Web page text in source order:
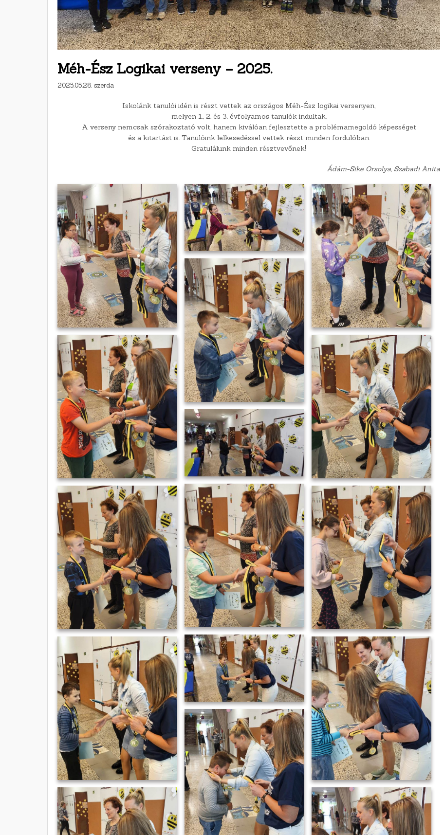
Méh-Ész Logikai verseny – 2025.
2025.05.28. szerda
Iskolánk tanulói idén is részt vettek az országos Méh-Ész logikai versenyen,
melyen 1., 2. és 3. évfolyamos tanulók indultak.
A verseny nemcsak szórakoztató volt, hanem kiválóan fejlesztette a problémamegoldó képességet
és a kitartást is. Tanulóink lelkesedéssel vettek részt minden fordulóban.
Gratulálunk minden résztvevőnek!
Ádám-Sike Orsolya, Szabadi Anita